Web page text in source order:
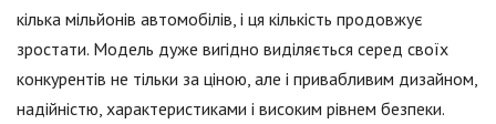
кілька мільйонів автомобілів, і ця кількість продовжує
зростати. Модель дуже вигідно виділяється серед своїх
конкурентів не тільки за ціною, але і привабливим дизайном,
надійністю, характеристиками і високим рівнем безпеки.